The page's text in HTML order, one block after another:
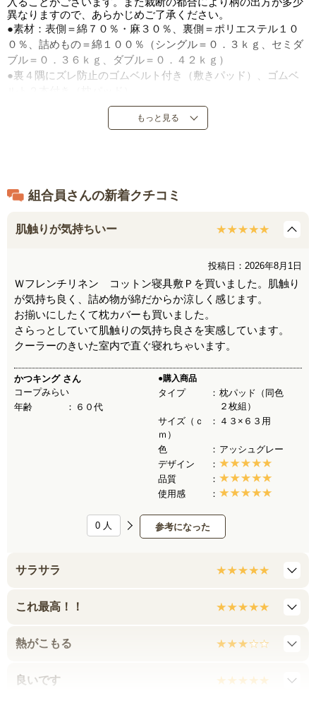
異なりますので、あらかじめご了承ください。
●素材：表側＝綿７０％・麻３０％、裏側＝ポリエステル１０
０％、詰めもの＝綿１００％（シングル＝０．３ｋｇ、セミダ
ブル＝０．３６ｋｇ、ダブル＝０．４２ｋｇ）
●裏４隅にズレ防止のゴムベルト付き（敷きパッド）、ゴムベ
もっと見る
組合員さんの新着クチコミ
肌触りが気持ちいー
投稿日：2026年8月1日
Ｗフレンチリネン コットン寝具敷Ｐを買いました。肌触り
が気持ち良く、詰め物が綿だからか涼しく感じます。
お揃いにしたくて枕カバーも買いました。
さらっとしていて肌触りの気持ち良さを実感しています。
クーラーのきいた室内で直ぐ寝れちゃいます。
かつキングさん
コープみらい
年齢
６０代
●購入商品
タイプ
枕パッド（同色
２枚組）
サイズ（ｃ
ｍ）
４３×６３用
色
アッシュグレー
デザイン
品質
使用感
参考になった
0 人
サラサラ
これ最高！！
熱がこもる
良いです